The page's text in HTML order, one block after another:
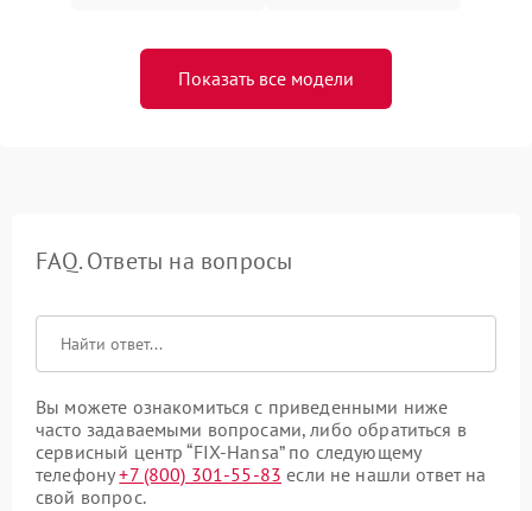
Показать все модели
FAQ. Ответы на вопросы
Вы можете ознакомиться с приведенными ниже
часто задаваемыми вопросами, либо обратиться в
сервисный центр “FIX-Hansa” по следующему
телефону+7 (800) 301-55-83 если не нашли ответ на
свой вопрос.